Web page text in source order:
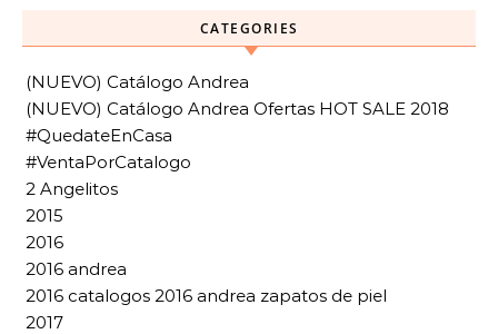
CATEGORIES
(NUEVO) Catálogo Andrea
(NUEVO) Catálogo Andrea Ofertas HOT SALE 2018
#QuedateEnCasa
#VentaPorCatalogo
2 Angelitos
2015
2016
2016 andrea
2016 catalogos 2016 andrea zapatos de piel
2017